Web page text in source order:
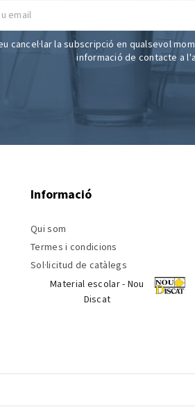
cancel·lar la subscripció en qualsevol
informació de contacte a
Informació
Qui som
Termes i condicions
Sol·licitud de catàlegs
Material escolar - Nou
Discat